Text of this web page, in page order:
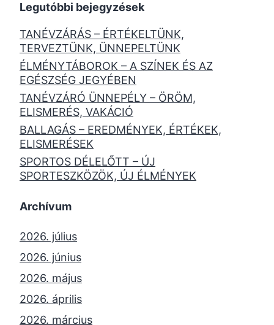
Legutóbbi bejegyzések
TANÉVZÁRÁS – ÉRTÉKELTÜNK,
TERVEZTÜNK, ÜNNEPELTÜNK
ÉLMÉNYTÁBOROK – A SZÍNEK ÉS AZ
EGÉSZSÉG JEGYÉBEN
TANÉVZÁRÓ ÜNNEPÉLY – ÖRÖM,
ELISMERÉS, VAKÁCIÓ
BALLAGÁS – EREDMÉNYEK, ÉRTÉKEK,
ELISMERÉSEK
SPORTOS DÉLELŐTT – ÚJ
SPORTESZKÖZÖK, ÚJ ÉLMÉNYEK
Archívum
2026. július
2026. június
2026. május
2026. április
2026. március